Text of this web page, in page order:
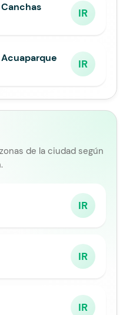
IR
IR
de la ciudad según
IR
IR
IR